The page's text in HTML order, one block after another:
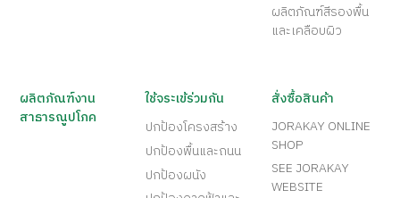
ผลิตภัณฑ์สีรองพื้น
และเคลือบผิว
ผลิตภัณฑ์งาน
สาธารณูปโภค
ใช้จระเข้ร่วมกัน
ปกป้องโครงสร้าง
ปกป้องพื้นและถนน
ปกป้องผนัง
สั่งซื้อสินค้า
JORAKAY ONLINE
SHOP
SEE JORAKAY
WEBSITE